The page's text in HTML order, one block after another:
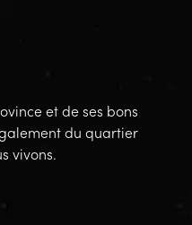
et de ses bons
du quartier
vivons.